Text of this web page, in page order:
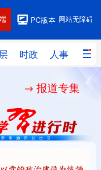
网站无障碍
PC版本
时政 人事 国际
人事
网评
全球连线 教育
量子 体育
报道专集